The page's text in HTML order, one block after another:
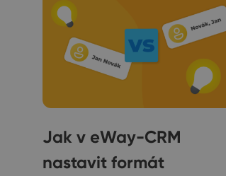
Jak v eWay-CRM
nastavit formát